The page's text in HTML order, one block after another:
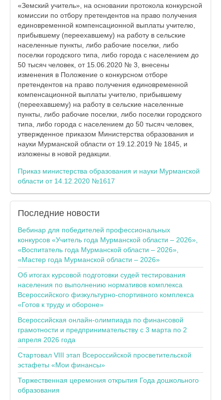
«Земский учитель», на основании протокола конкурсной
комиссии по отбору претендентов на право получения
единовременной компенсационной выплаты учителю,
прибывшему (переехавшему) на работу в сельские
населенные пункты, либо рабочие поселки, либо
поселки городского типа, либо города с населением до
50 тысяч человек, от 15.06.2020 № 3, внесены
изменения в Положение о конкурсном отборе
претендентов на право получения единовременной
компенсационной выплаты учителю, прибывшему
(переехавшему) на работу в сельские населенные
пункты, либо рабочие поселки, либо поселки городского
типа, либо города с населением до 50 тысяч человек,
утвержденное приказом Министерства образования и
науки Мурманской области от 19.12.2019 № 1845, и
изложены в новой редакции.
Приказ министерства образования и науки Мурманской
области от 14.12.2020 №1617
Последние новости
Вебинар для победителей профессиональных
конкурсов «Учитель года Мурманской области – 2026»,
«Воспитатель года Мурманской области – 2026»,
«Мастер года Мурманской области – 2026»
Об итогах курсовой подготовки судей тестирования
населения по выполнению нормативов комплекса
Всероссийского физкультурно-спортивного комплекса
«Готов к труду и обороне»
Всероссийская онлайн-олимпиада по финансовой
грамотности и предпринимательству с 3 марта по 2
апреля 2026 года
Стартовал VIII этап Всероссийской просветительской
эстафеты «Мои финансы»
Торжественная церемония открытия Года дошкольного
образования